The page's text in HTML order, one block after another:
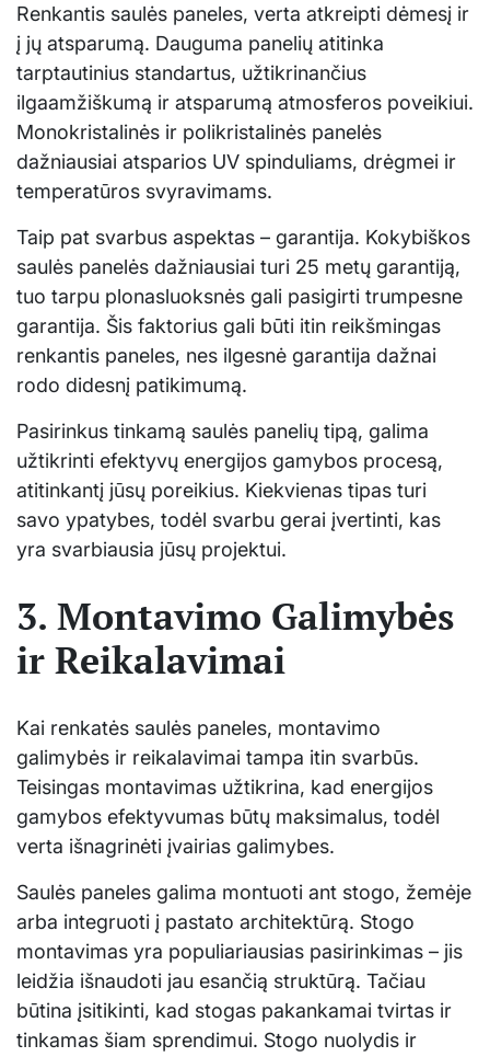
Renkantis saulės paneles, verta atkreipti dėmesį ir
į jų atsparumą. Dauguma panelių atitinka
tarptautinius standartus, užtikrinančius
ilgaamžiškumą ir atsparumą atmosferos poveikiui.
Monokristalinės ir polikristalinės panelės
dažniausiai atsparios UV spinduliams, drėgmei ir
temperatūros svyravimams.
Taip pat svarbus aspektas – garantija. Kokybiškos
saulės panelės dažniausiai turi 25 metų garantiją,
tuo tarpu plonasluoksnės gali pasigirti trumpesne
garantija. Šis faktorius gali būti itin reikšmingas
renkantis paneles, nes ilgesnė garantija dažnai
rodo didesnį patikimumą.
Pasirinkus tinkamą saulės panelių tipą, galima
užtikrinti efektyvų energijos gamybos procesą,
atitinkantį jūsų poreikius. Kiekvienas tipas turi
savo ypatybes, todėl svarbu gerai įvertinti, kas
yra svarbiausia jūsų projektui.
3. Montavimo Galimybės
ir Reikalavimai
Kai renkatės saulės paneles, montavimo
galimybės ir reikalavimai tampa itin svarbūs.
Teisingas montavimas užtikrina, kad energijos
gamybos efektyvumas būtų maksimalus, todėl
verta išnagrinėti įvairias galimybes.
Saulės paneles galima montuoti ant stogo, žemėje
arba integruoti į pastato architektūrą. Stogo
montavimas yra populiariausias pasirinkimas – jis
leidžia išnaudoti jau esančią struktūrą. Tačiau
būtina įsitikinti, kad stogas pakankamai tvirtas ir
tinkamas šiam sprendimui. Stogo nuolydis ir